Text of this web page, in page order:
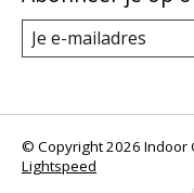
© Copyright 2026 Indoor
Lightspeed